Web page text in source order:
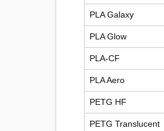
PLA Galaxy
PLA Glow
PLA-CF
PLA Aero
PETG HF
PETG Translucent